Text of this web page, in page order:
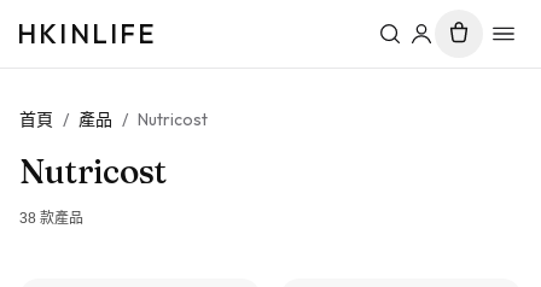
HKINLIFE
首頁 / 產品 / Nutricost
Nutricost
38 款產品